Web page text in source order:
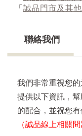
「 誠品門市及其
聯絡我們
我們非常重視您
提供以下資訊，
的配合，並祝您有
（誠品線上相關